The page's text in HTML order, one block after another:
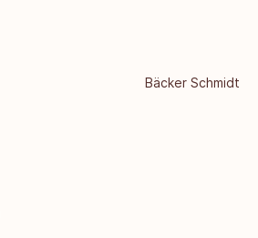
Bäcker Schmidt